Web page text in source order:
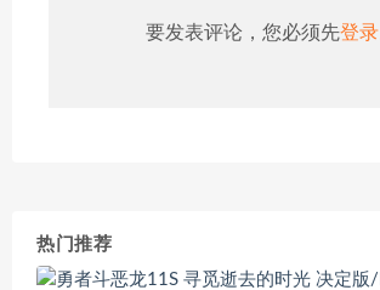
要发表评论，您必须先登录
热门推荐